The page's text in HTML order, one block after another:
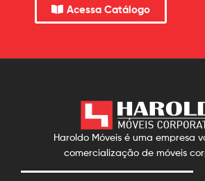
Acessa Catálogo
Haroldo Móveis é uma empresa
comercialização de móveis